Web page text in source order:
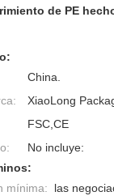
de PE
China.
XiaoLong
FSC,CE
No incluye:
mínima:
las